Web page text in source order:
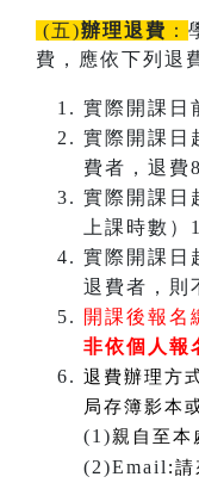
(五)辦理退費 ：
費，應依下列退
實際開課日
實際開課日
費者，退費
實際開課日
上課時數
實際開課日
退費者，則
開課後報名
非依個人報
退費辦理方
局存簿影本
(1)親自至本
(2)Email :請